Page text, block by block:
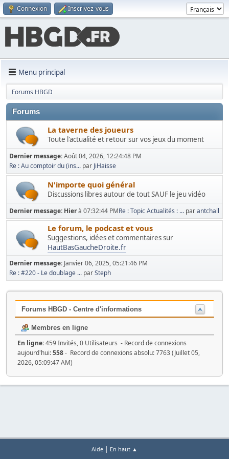
Connexion Inscrivez-vous
Menu principal
Forums HBGD
Forums
La taverne des joueurs
Toute l'actualité et retour sur vos jeux du moment
Dernier message:Août 04, 2026, 12:24:48 PM
Re : Au comptoir du (ins... par JiHaisse
N'importe quoi général
Discussions libres autour de tout SAUF le jeu vidéo
Dernier message: Hierà 07:32:44 PMRe : Topic Actualités : ... parantchall
Le forum, le podcast et vous
Suggestions, idées et commentaires sur
HautBasGaucheDroite.fr
Dernier message: Janvier 06, 2025, 05:21:46 PM
Re : #220 - Le doublage ... parSteph
Forums HBGD - Centre d'informations
Membres en ligne
En ligne:459 Invités, 0 Utilisateurs - Record de connexions
aujourd'hui:558- Record de connexions absolu: 7763 (Juillet 05,
2026, 05:09:47 AM)
Aide | En haut ▲